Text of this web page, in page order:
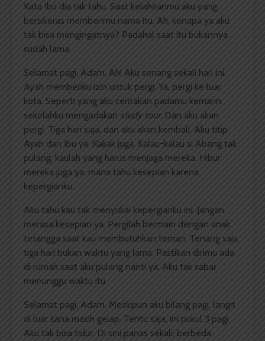
Kata Ibu dia tak tahu. Saat kelahiranmu aku yang
bersikeras memberimu nama itu. Ah, kenapa ya aku
tak bisa mengingatnya? Padahal saat itu bukannya
sudah lama.
Selamat pagi, Adam. Ah! Aku senang sekali hari ini.
Ayah memberiku izin untuk pergi. Ya, pergi ke luar
kota. Seperti yang aku ceritakan padamu kemarin,
sekolahku mengadakan study tour. Dan aku akan
pergi. Tiga hari saja, dan aku akan kembali. Aku titip
Ayah dan Ibu ya. Kakak juga. Kalau-kalau si Abang tak
pulang, kaulah yang harus menjaga mereka. Hibur
mereka juga ya, mana tahu kesepian karena
kepergianku.
Aku tahu kau tak menyukai kepergianku ini. Jangan
merasa kesepian ya. Pergilah bermain dengan anak
tetangga saat kau membutuhkan teman. Tenang saja,
tiga hari bukan waktu yang lama. Pastikan dirimu ada
di rumah saat aku pulang nanti ya. Aku tak sabar
menunggu waktu itu.
Selamat pagi, Adam. Meskipun aku bilang pagi, langit
di luar sana masih gelap. Tentu saja, ini pukul 3 pagi.
Aku tak bisa tidur. Di sini panas sekali, berbeda